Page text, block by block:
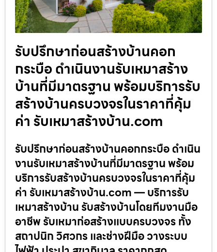
รับปรึกษาก่อนสร้างบ้านคอก
กระบือ ดำเนินงานรับเหมาสร้าง
บ้านที่มีมาตรฐาน พร้อมบริการรับ
สร้างบ้านครบวงจรในราคาที่คุ้ม
ค่า รับเหมาสร้างบ้าน.com
รับปรึกษาก่อนสร้างบ้านคอกกระบือ ดำเนิน
งานรับเหมาสร้างบ้านที่มีมาตรฐาน พร้อม
บริการรับสร้างบ้านครบวงจรในราคาที่คุ้ม
ค่า รับเหมาสร้างบ้าน.com — บริการรับ
เหมาสร้างบ้าน รับสร้างบ้านโดยทีมงานมือ
อาชีพ รับเหมาก่อสร้างแบบครบวงจร ทั้ง
สถาปนิก วิศวกร และช่างฝีมือ วางระบบ